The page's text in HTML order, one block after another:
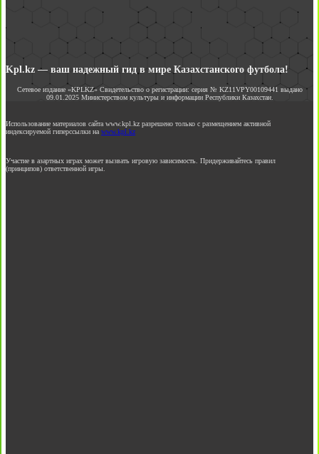
Kpl.kz — ваш надежный гид в мире Казахстанского футбола!
Сетевое издание «KPLKZ» Свидетельство о регистрации: серия № KZ11VPY00109441 выдано
09.01.2025 Министерством культуры и информации Республики Казахстан.
Использование материалов сайта www.kpl.kz разрешено только с размещением активной
индексируемой гиперссылки на www.kpl.kz
Участие в азартных играх может вызвать игровую зависимость. Придерживайтесь правил
(принципов) ответственной игры.